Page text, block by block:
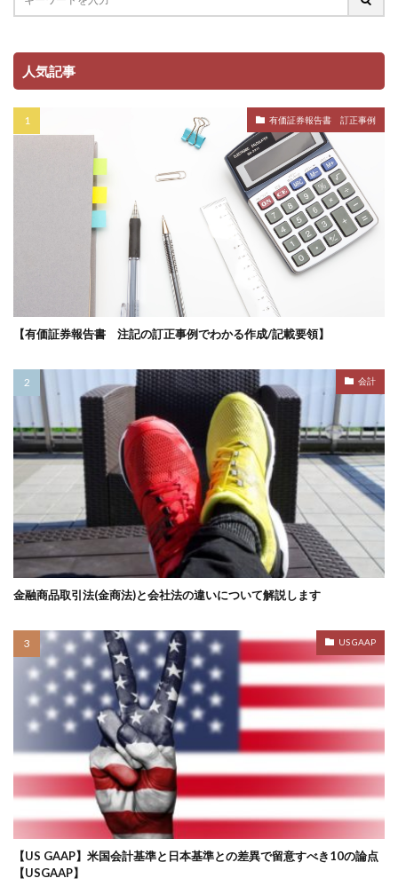
人気記事
有価証券報告書 訂正事例
【有価証券報告書 注記の訂正事例でわかる作成/記載要領】
会計
金融商品取引法(金商法)と会社法の違いについて解説します
US GAAP
【US GAAP】米国会計基準と日本基準との差異で留意すべき10の論点
【USGAAP】